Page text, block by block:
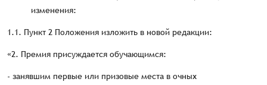
изменения:
1.1. Пункт 2 Положения изложить в новой редакции:
«2. Премия присуждается обучающимся:
- занявшим первые или призовые места в очных